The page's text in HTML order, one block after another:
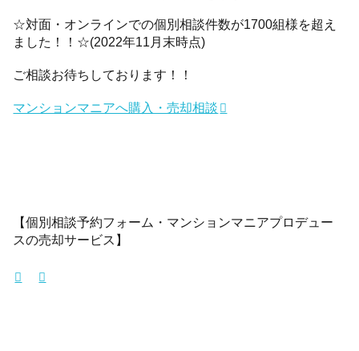
☆対面・オンラインでの個別相談件数が1700組様を超え
ました！！☆(2022年11月末時点)
ご相談お待ちしております！！
マンションマニアへ購入・売却相談
【個別相談予約フォーム・マンションマニアプロデュー
スの売却サービス】